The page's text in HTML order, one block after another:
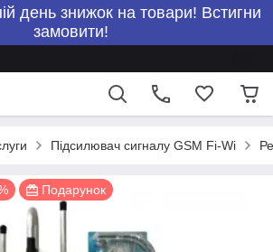
день знижок на товари! Встигни
замовити!
Підсилювач сигналу GSM Fi-Wi
Подарунок